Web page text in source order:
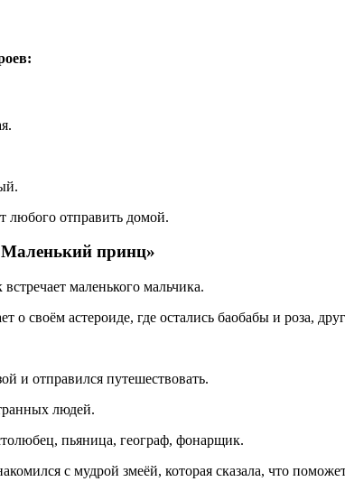
отправить домой.
принц»
маленького мальчика.
о своём астероиде, где остались баобабы и роза,
и отправился путешествовать.
людей.
пьяница, географ, фонарщик.
с мудрой змеёй, которая сказала, что